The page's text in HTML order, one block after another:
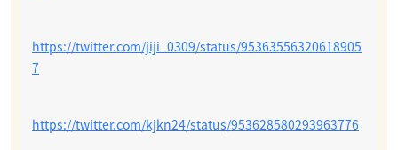
https://twitter.com/jiji_0309/status/95363556320618905
7
https://twitter.com/kjkn24/status/953628580293963776